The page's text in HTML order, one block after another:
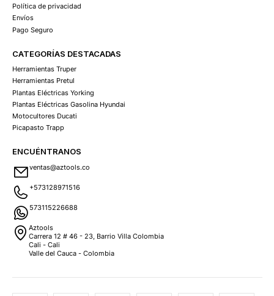
Política de privacidad
Envíos
Pago Seguro
CATEGORÍAS DESTACADAS
Herramientas Truper
Herramientas Pretul
Plantas Eléctricas Yorking
Plantas Eléctricas Gasolina Hyundai
Motocultores Ducati
Picapasto Trapp
ENCUÉNTRANOS
ventas@aztools.co
+573128971516
573115226688
Aztools
Carrera 12 # 46 - 23, Barrio Villa Colombia
Cali - Cali
Valle del Cauca - Colombia